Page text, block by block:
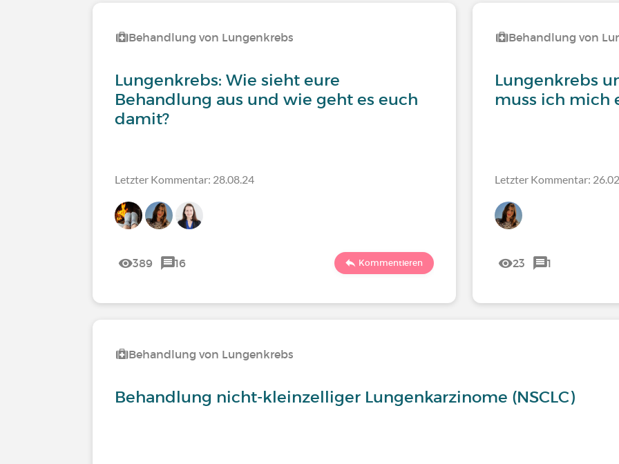
Behandlung von Lungenkrebs
Lungenkrebs: Wie sieht eure
Behandlung aus und wie geht es euch
damit?
Letzter Kommentar: 28.08.24
389 16 Kommentieren
Behandlung von
Lungenkrebs
muss ich mich
Letzter Kommentar:
23 1
Behandlung von Lungenkrebs
Behandlung nicht-kleinzelliger Lungenkarzinome (NSCLC)